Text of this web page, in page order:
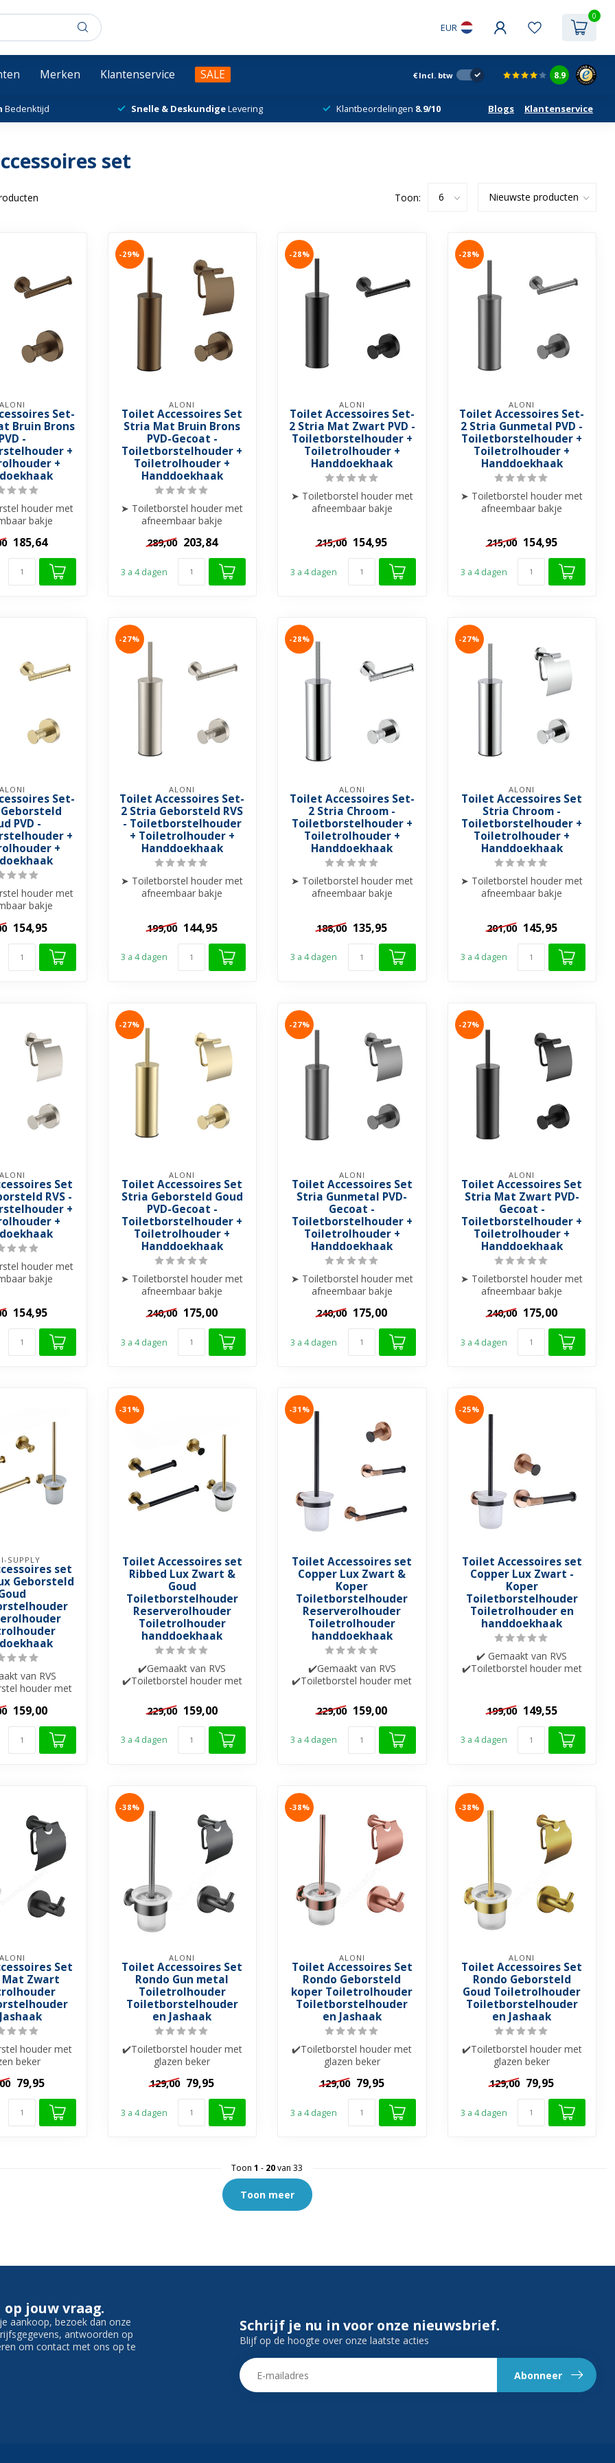
EUR
0
Merken Klantenservice SALE € Incl. btw 8.9
Bedenktijd Snelle & DeskundigeLevering Klantbeordelingen 8.9/10 Blogs Klantenservice
set
Toon:
ALONI
Set-
Bruin Brons
PVD -
+
+
houder met
bakje
➤...
185,64
-29%
ALONI
Toilet Accessoires Set
Stria Mat Bruin Brons
PVD-Gecoat -
Toiletborstelhouder +
Toiletrolhouder +
Handdoekhaak
➤ Toiletborstel houder met
afneembaar bakje
➤ Handdoekhaakje
➤...
289,00 203,84
3 a 4 dagen
-28%
ALONI
Toilet Accessoires Set-
2 Stria Mat Zwart PVD -
Toiletborstelhouder +
Toiletrolhouder +
Handdoekhaak
➤ Toiletborstel houder met
afneembaar bakje
➤...
215,00 154,95
3 a 4 dagen
-28%
ALONI
Toilet Accessoires Set-
2 Stria Gunmetal PVD -
Toiletborstelhouder +
Toiletrolhouder +
Handdoekhaak
➤ Toiletborstel houder met
afneembaar bakje
➤...
215,00 154,95
3 a 4 dagen
ALONI
Set-
PVD -
+
+
houder met
bakje
➤...
154,95
-27%
ALONI
Toilet Accessoires Set-
2 Stria Geborsteld RVS
- Toiletborstelhouder
+ Toiletrolhouder +
Handdoekhaak
➤ Toiletborstel houder met
afneembaar bakje
➤...
199,00 144,95
3 a 4 dagen
-28%
ALONI
Toilet Accessoires Set-
2 Stria Chroom -
Toiletborstelhouder +
Toiletrolhouder +
Handdoekhaak
➤ Toiletborstel houder met
afneembaar bakje
➤...
188,00 135,95
3 a 4 dagen
-27%
ALONI
Toilet Accessoires Set
Stria Chroom -
Toiletborstelhouder +
Toiletrolhouder +
Handdoekhaak
➤ Toiletborstel houder met
afneembaar bakje
➤...
201,00 145,95
3 a 4 dagen
ALONI
Set
RVS -
+
+
houder met
bakje
➤...154,95
-27%
ALONI
Toilet Accessoires Set
Stria Geborsteld Goud
PVD-Gecoat -
Toiletborstelhouder +
Toiletrolhouder +
Handdoekhaak
➤ Toiletborstel houder met
afneembaar bakje
➤ Handdoekhaakje
➤...
240,00 175,00
3 a 4 dagen
-27%
ALONI
Toilet Accessoires Set
Stria Gunmetal PVD-
Gecoat -
Toiletborstelhouder +
Toiletrolhouder +
Handdoekhaak
➤ Toiletborstel houder met
afneembaar bakje
➤ Handdoekhaakje
➤...
240,00 175,00
3 a 4 dagen
-27%
ALONI
Toilet Accessoires Set
Stria Mat Zwart PVD-
Gecoat -
Toiletborstelhouder +
Toiletrolhouder +
Handdoekhaak
➤ Toiletborstel houder met
afneembaar bakje
➤ Handdoekhaakje
➤...
240,00 175,00
3 a 4 dagen
SUPPLY
set
Geborsteld
van RVS
houder met
159,00
-31%
Toilet Accessoires set
Ribbed Lux Zwart &
Goud
Toiletborstelhouder
Reserverolhouder
Toiletrolhouder
handdoekhaak
✔️Gemaakt van RVS
✔️Toiletborstel houder met
✔️Handdoekhaak✔️Toiletro...
229,00 159,00
3 a 4 dagen
-31%
Toilet Accessoires set
Copper Lux Zwart &
Koper
Toiletborstelhouder
Reserverolhouder
Toiletrolhouder
handdoekhaak
✔️Gemaakt van RVS
✔️Toiletborstel houder met
✔️Handdoekhaak✔️Toiletro...
229,00 159,00
3 a 4 dagen
-25%
Toilet Accessoires set
Copper Lux Zwart -
Koper
Toiletborstelhouder
Toiletrolhouder en
handdoekhaak
✔️ Gemaakt van RVS
✔️Toiletborstel houder met
199,00 149,55
3 a 4 dagen
ALONI
Set
Mat Zwart
houder met
beker
79,95
-38%
ALONI
Toilet Accessoires Set
Rondo Gun metal
Toiletrolhouder
Toiletborstelhouder
en Jashaak
✔️Toiletborstel houder met
glazen beker
✔️Handdoekhaak
129,00 79,95
3 a 4 dagen
-38%
ALONI
Toilet Accessoires Set
Rondo Geborsteld
koper Toiletrolhouder
Toiletborstelhouder
en Jashaak
✔️Toiletborstel houder met
glazen beker
✔️Handdoekhaak
129,00 79,95
3 a 4 dagen
-38%
ALONI
Toilet Accessoires Set
Rondo Geborsteld
Goud Toiletrolhouder
Toiletborstelhouder
en Jashaak
✔️Toiletborstel houder met
glazen beker
✔️Handdoekhaak
129,00 79,95
3 a 4 dagen
Toon 1 - 20van 33
Toon meer
jouw vraag.
aankoop, bezoek dan onze
antwoorden op
om contact met ons op te
Schrijf je nu in voor onze nieuwsbrief.
Blijf op de hoogte over onze laatste acties
Abonneer